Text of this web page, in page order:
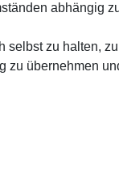
abhängig
selbst zu halten,
zu übernehmen